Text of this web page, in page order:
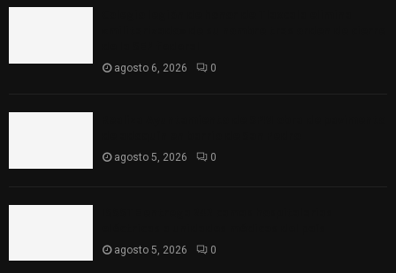
agosto 6, 2026 0
agosto 5, 2026 0
agosto 5, 2026 0